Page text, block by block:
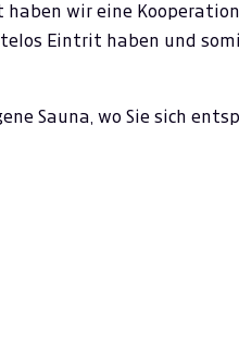
haben wir eine
Eintrit haben und
Sauna, wo Sie sich